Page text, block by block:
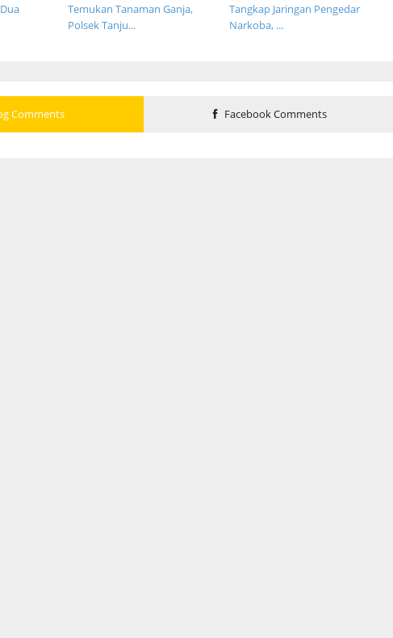
Tangkap Jaringan Pengedar
Narkoba, ...
Temukan Tanaman Ganja,
Polsek Tanju...
Comments Facebook Comments